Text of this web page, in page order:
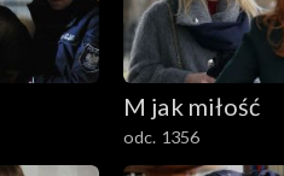
M jak miłość
odc. 1356